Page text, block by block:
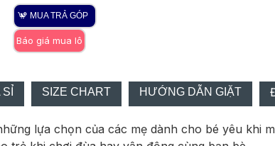
MUA TRẢ GÓP
Báo giá mua lô
SIZE CHART HƯỚNG DẪN GIẶT
lựa chọn của các mẹ dành cho bé yêu khi